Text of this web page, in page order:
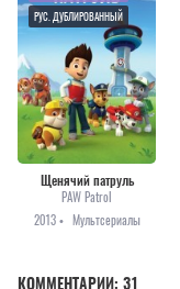
Щенячий патруль
PAW Patrol
2013 •
Мультсериалы
РУС. ДУБЛИРОВАННЫЙ
КОММЕНТАРИИ: 31